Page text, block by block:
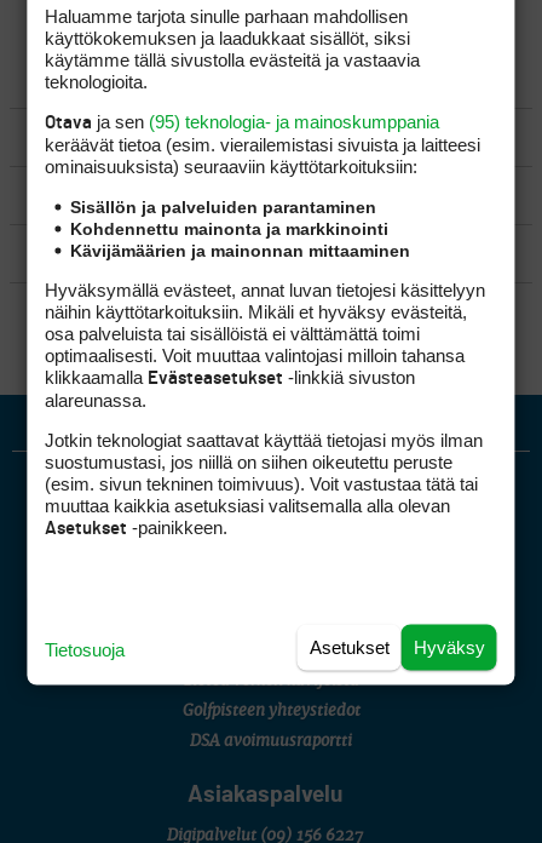
YLEISTÄ
VÄLINEET
MATKAILU
KILPAGOLF & HARJOITTELU
SÄÄNNÖT
Mediahinnasto
Golfpisteen yhteystiedot
DSA avoimuusraportti
Asiakaspalvelu
Digipalvelut (09) 156 6227
Haluamme tarjota sinulle parhaan mahdollisen
käyttökokemuksen ja laadukkaat sisällöt, siksi
käytämme tällä sivustolla evästeitä ja vastaavia
teknologioita.
Otava ja sen (95) teknologia- ja mainoskumppania
keräävät tietoa (esim. vierailemis­tasi sivuista ja laitteesi
ominaisuuk­sista) seuraaviin käyttötarkoituksiin:
Sisällön ja palveluiden parantaminen
Kohdennettu mainonta ja markkinointi
Kävijämäärien ja mainonnan mittaaminen
Hyväksymällä evästeet, annat luvan tietojesi käsittelyyn
näihin käyttötarkoituksiin. Mikäli et hyväksy evästeitä,
osa palveluista tai sisällöistä ei välttämättä toimi
optimaalisesti. Voit muuttaa valintojasi milloin tahansa
klikkaamalla Evästeasetukset -linkkiä sivuston
alareunassa.
Jotkin teknologiat saattavat käyttää tietojasi myös ilman
suostumustasi, jos niillä on siihen oikeutettu peruste
(esim. sivun tekninen toimivuus). Voit vastustaa tätä tai
muuttaa kaikkia asetuksiasi valitsemalla alla olevan
Asetukset -painikkeen.
Hyväksy
Asetukset
Tietosuoja